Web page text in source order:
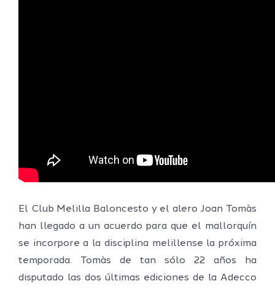
El Club Melilla Baloncesto y el alero Joan Tomàs
han llegado a un acuerdo para que el mallorquín
se incorpore a la disciplina melillense la próxima
temporada. Tomàs de tan sólo 22 años ha
disputado las dos últimas ediciones de la Adecco